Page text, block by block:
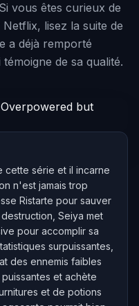
vous êtes curieux de
lisez la suite de
a déjà remporté
de sa qualité.
cette série et il incarne
n'est jamais trop
Ristarte pour sauver
Seiya met
pour accomplir sa
surpuissantes,
des ennemis faibles
et achète
et de potions